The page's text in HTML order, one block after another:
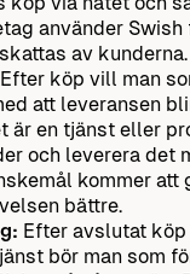
använder
av kunderna.
Efter köp vill man
att leveransen
är en tjänst eller
och leverera det
kommer att
bättre.
Efter avslutat
bör man som